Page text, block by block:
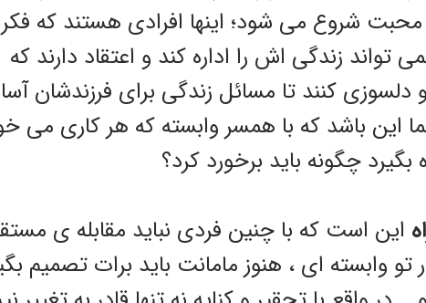
محبت شروع می شود؛ اینها افرادی هستند که
تواند زندگی اش را اداره کند و اعتقاد دارند
دلسوزی کنند تا مسائل زندگی برای فرزندشان
باشد که با همسر وابسته که هر کاری می
بگیرد چگونه باید برخورد کرد؟
این است که با چنین فردی نباید مقابله ی
تو وابسته ای ، هنوز مامانت باید برات تصمیم